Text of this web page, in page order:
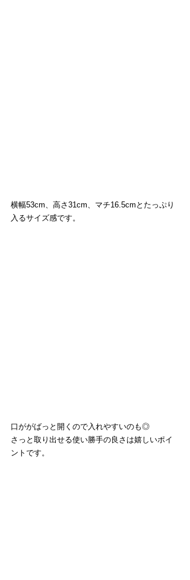
横幅53cm、高さ31cm、マチ16.5cmとたっぷり
入るサイズ感です。
口ががばっと開くので入れやすいのも◎
さっと取り出せる使い勝手の良さは嬉しいポイ
ントです。